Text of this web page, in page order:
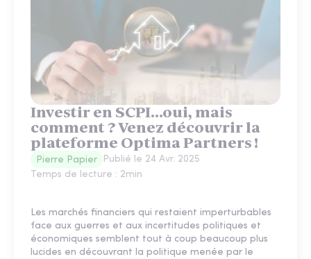
Investir en SCPI…oui, mais
comment ? Venez découvrir la
plateforme Optima Partners !
Pierre Papier Publié le 24 Avr. 2025
Temps de lecture : 2min
Les marchés financiers qui restaient imperturbables
face aux guerres et aux incertitudes politiques et
économiques semblent tout à coup beaucoup plus
lucides en découvrant la politique menée par le